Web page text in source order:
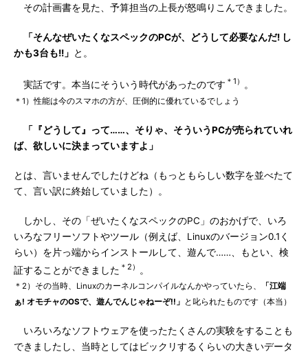
その計画書を見た、予算担当の上長が怒鳴りこんできました。
「そんなぜいたくなスペックのPCが、どうして必要なんだ! し
かも3台も!!」 と。
実話です。本当にそういう時代があったのです ＊1） 。
＊1）性能は今のスマホの方が、圧倒的に優れているでしょう
「『どうして』って……、そりゃ、そういうPCが売られていれ
ば、欲しいに決まっていますよ」
とは、言いませんでしたけどね（もっともらしい数字を並べたて
て、言い訳に終始していました）。
しかし、その「ぜいたくなスペックのPC」のおかげで、いろ
いろなフリーソフトやツール（例えば、Linuxのバージョン0.1く
らい）を片っ端からインストールして、遊んで……、もとい、検
証することができました ＊2）
＊2）その当時、Linuxのカーネルコンパイルなんかやっていたら、
「江端
ぁ! オモチャのOSで、遊んでんじゃねーぞ!!」 と叱られたものです（本当）
いろいろなソフトウェアを使ったたくさんの実験をすることも
できましたし、当時としてはビックリするくらいの大きいデータ